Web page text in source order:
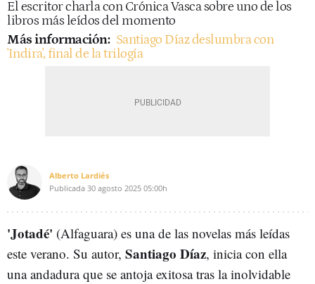
El escritor charla con Crónica Vasca sobre uno de los
libros más leídos del momento
Más información: Santiago Díaz deslumbra con
'Indira', final de la trilogía
Alberto Lardiés
Publicada 30 agosto 2025 05:00h
'Jotadé' (Alfaguara) es una de las novelas más leídas
este verano. Su autor, Santiago Díaz, inicia con ella
una andadura que se antoja exitosa tras la inolvidable